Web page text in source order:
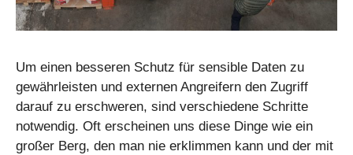
Um einen besseren Schutz für sensible Daten zu
gewährleisten und externen Angreifern den Zugriff
darauf zu erschweren, sind verschiedene Schritte
notwendig. Oft erscheinen uns diese Dinge wie ein
großer Berg, den man nie erklimmen kann und der mit